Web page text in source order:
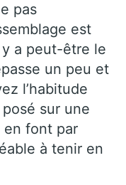
pas
est
a peut-être le
un peu et
l’habitude
sur une
en font par
à tenir en